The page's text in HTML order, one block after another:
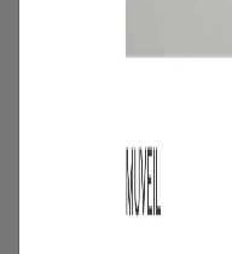
選